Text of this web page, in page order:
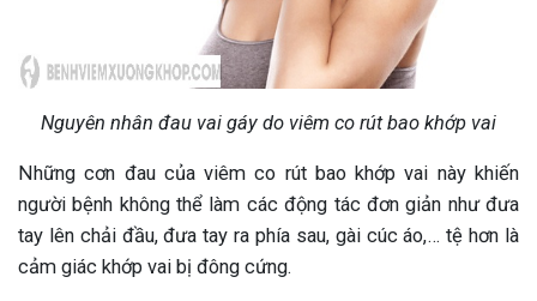
Nguyên nhân đau vai gáy do viêm co rút bao khớp vai
Những cơn đau của viêm co rút bao khớp vai này khiến
người bệnh không thể làm các động tác đơn giản như đưa
tay lên chải đầu, đưa tay ra phía sau, gài cúc áo,… tệ hơn là
cảm giác khớp vai bị đông cứng.